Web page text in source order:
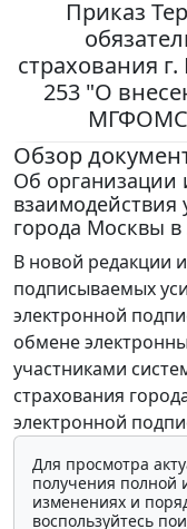
Приказ
страхования
253 "О
МГФОМС
Обзор
Об
города Москвы
В новой редакции
подписываемых
электронной
обмене
участниками
страхования
электронной
Для просмотра
получения полной
изменениях и
воспользуйтесь